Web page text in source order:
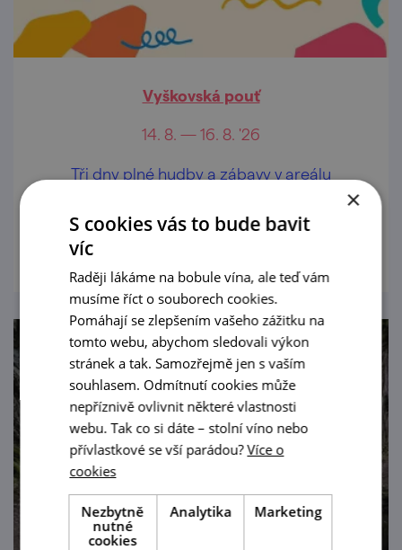
Vyškovská pouť
14. 8. — 16. 8. '26
Tři dny plné hudby a zábavy v areálu
prohlédnout
×
S cookies vás to bude bavit
víc
Raději lákáme na bobule vína, ale teď vám
musíme říct o souborech cookies.
Pomáhají se zlepšením vašeho zážitku na
tomto webu, abychom sledovali výkon
stránek a tak. Samozřejmě jen s vaším
souhlasem. Odmítnutí cookies může
nepříznivě ovlivnit některé vlastnosti
webu. Tak co si dáte – stolní víno nebo
přívlastkové se vší parádou?Více o
cookies
Nezbytně
nutné
cookies
Analytika Marketing